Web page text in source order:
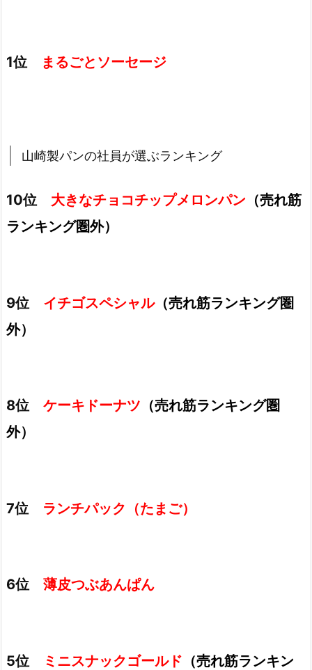
1位 まるごとソーセージ
山崎製パンの社員が選ぶランキング
10位 大きなチョコチップメロンパン （売れ筋
ランキング圏外）
9位 イチゴスペシャル（売れ筋ランキング圏
外）
8位 ケーキドーナツ （売れ筋ランキング圏
外）
7位 ランチパック（たまご）
6位 薄皮つぶあんぱん
5位 ミニスナックゴールド （売れ筋ランキン